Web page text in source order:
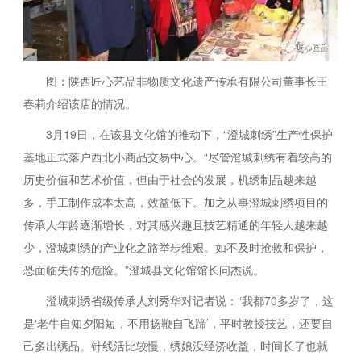
图：陕西匠心艺品非物质文化遗产传承有限公司董事长王
春莉介绍该店的情况。
3月19日，在该县文化馆的推动下，“澄城刺绣”生产性保护
基地正式落户西北小商品交易中心。“尽管澄城刺绣有着较高的
历史价值和艺术价值，但由于社会的发展，机绣制品越来越
多，手工制作成本太高，效益低下。加之从事澄城刺绣项目的
传承人年龄逐渐增长，对其感兴趣且技艺精通的年轻人越来越
少，澄城刺绣的产业化之路举步维艰。如不及时抢救和保护，
恐面临失传的危险。”澄城县文化馆馆长问杰说。
澄城刺绣省级传承人刘秀华对记者说：“我都70多岁了，这
是‘老牛自知夕阳短，不用扬鞭自飞蹄’，平时教授技艺，还要自
己多出绣品。针线活比较慢，绣娘没经济收益，时间长了也就